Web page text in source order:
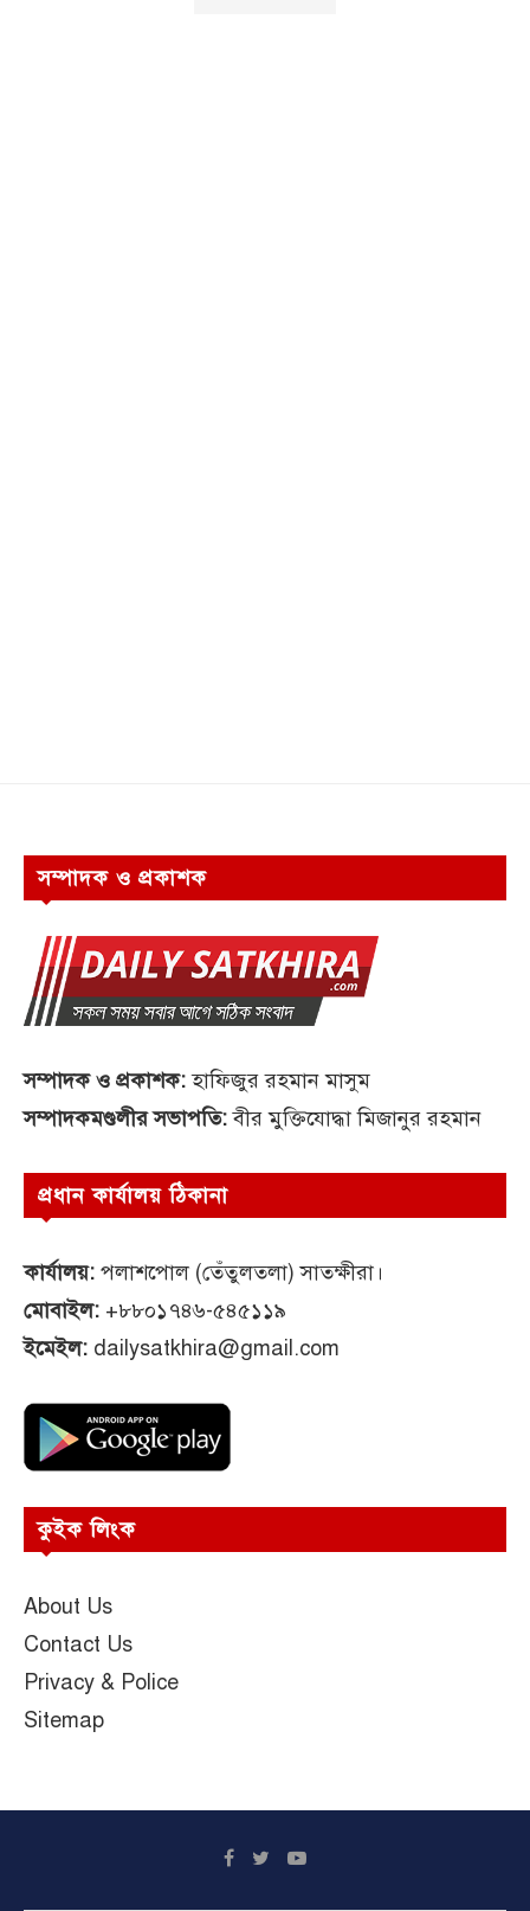
সম্পাদক ও প্রকাশক
সম্পাদক ও প্রকাশক:হাফিজুর রহমান মাসুম
সম্পাদকমণ্ডলীর সভাপতি:বীর মুক্তিযোদ্ধা মিজানুর রহমান
প্রধান কার্যালয় ঠিকানা
কার্যালয়: পলাশপোল (তেঁতুলতলা) সাতক্ষীরা।
মোবাইল: +৮৮০১৭৪৬-৫৪৫১১৯
ইমেইল: dailysatkhira@gmail.com
কুইক লিংক
About Us
Contact Us
Privacy & Police
Sitemap